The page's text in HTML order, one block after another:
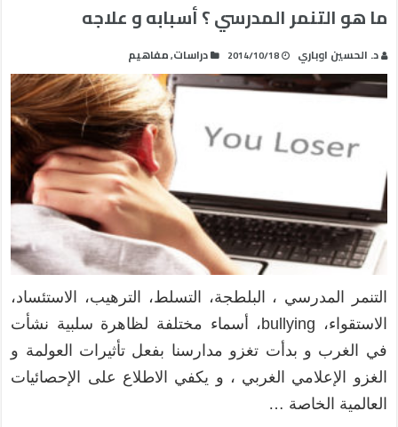
ما هو التنمر المدرسي ؟ أسبابه و علاجه
د. الحسين اوباري 2014/10/18 دراسات,مفاهيم
التنمر المدرسي ، البلطجة، التسلط، الترهيب، الاستئساد،
الاستقواء، bullying، أسماء مختلفة لظاهرة سلبية نشأت
في الغرب و بدأت تغزو مدارسنا بفعل تأثيرات العولمة و
الغزو الإعلامي الغربي ، و يكفي الاطلاع على الإحصائيات
العالمية الخاصة …